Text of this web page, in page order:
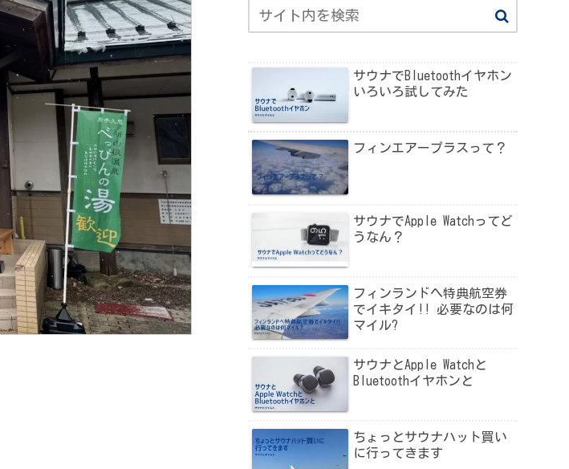
サウナでBluetoothイヤホン
いろいろ試してみた
フィンエアープラスって？
サウナでApple Watchってど
うなん？
フィンランドへ特典航空券
でイキタイ!! 必要なのは何
マイル?
サウナとApple Watchと
Bluetoothイヤホンと
ちょっとサウナハット買い
に行ってきます